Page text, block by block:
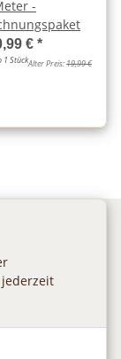
-
€ *
1 StückAlter Preis:19,99 €